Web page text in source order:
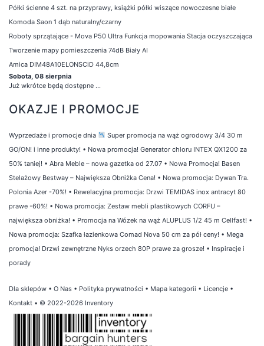
Półki ścienne 4 szt. na przyprawy, książki półki wiszące nowoczesne białe
Komoda Saon 1 dąb naturalny/czarny
Roboty sprzątające - Mova P50 Ultra Funkcja mopowania Stacja oczyszczająca
Tworzenie mapy pomieszczenia 74dB Biały AI
Amica DIM48A10ELONSCiD 44,8cm
Sobota, 08 sierpnia
Już wkrótce będą dostępne ...
OKAZJE I PROMOCJE
Wyprzedaże i promocje dnia
Super promocja na wąż ogrodowy 3/4 30 m
GO/ON! i inne produkty! • Nowa promocja! Generator chloru INTEX QX1200 za
50% taniej! • Abra Meble – nowa gazetka od 27.07 • Nowa Promocja! Basen
Stelażowy Bestway – Największa Obniżka Cena! • Nowa promocja: Dywan Tra.
Polonia Azer -70%! • Rewelacyjna promocja: Drzwi TEMIDAS inox antracyt 80
prawe -60%! • Nowa promocja: Zestaw mebli plastikowych CORFU –
największa obniżka! • Promocja na Wózek na wąż ALUPLUS 1/2 45 m Cellfast! •
Nowa promocja: Szafka łazienkowa Comad Nova 50 cm za pół ceny! • Mega
promocja! Drzwi zewnętrzne Nyks orzech 80P prawe za grosze! • Inspiracje i
porady
Dla sklepów • O Nas • Polityka prywatności • Mapa kategorii • Licencje •
Kontakt • © 2022-2026 Inventory